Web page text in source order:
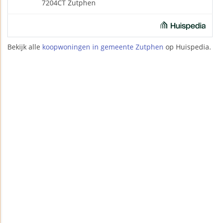
7204CT Zutphen
Bekijk alle koopwoningen in gemeente Zutphen op Huispedia.